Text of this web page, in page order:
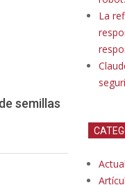
semillas
La